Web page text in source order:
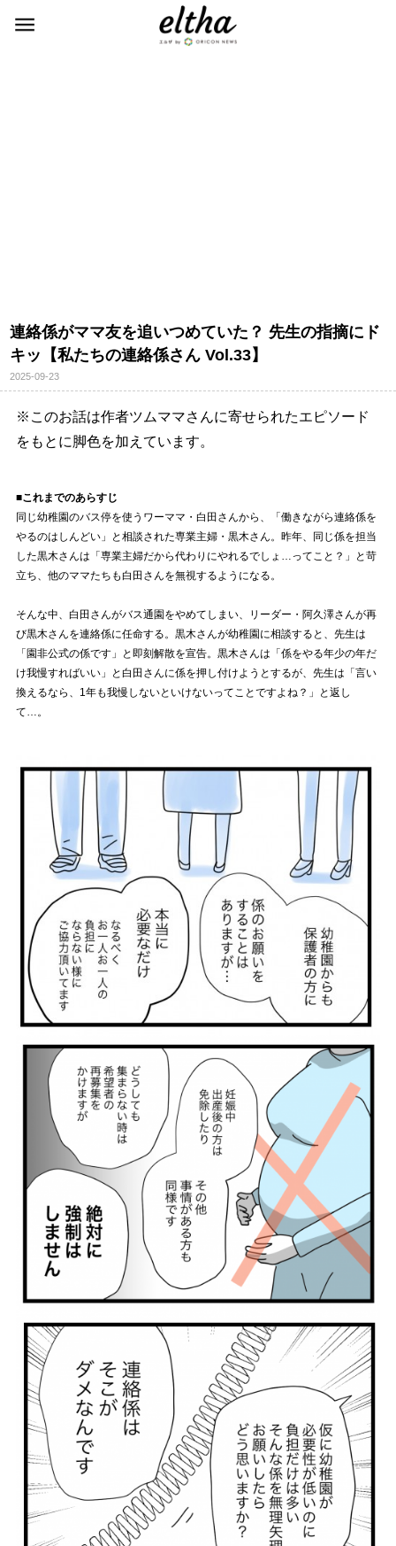
連絡係がママ友を追いつめていた？ 先生の指摘にド
キッ【私たちの連絡係さん Vol.33】
2025-09-23
※このお話は作者ツムママさんに寄せられたエピソード
をもとに脚色を加えています。
■これまでのあらすじ
同じ幼稚園のバス停を使うワーママ・白田さんから、「働きながら連絡係を
るのはしんどい」と相談された専業主婦・黒木さん。昨年、同じ係を担当
した黒木さんは「専業主婦だから代わりにやれるでしょ…ってこと？」と苛
立ち、他のママたちも白田さんを無視するようになる。
そんな中、白田さんがバス通園をやめてしまい、リーダー・阿久澤さんが再
び黒木さんを連絡係に任命する。黒木さんが幼稚園に相談すると、先生は
「園非公式の係です」と即刻解散を宣告。黒木さんは「係をやる年少の年だ
け我慢すればいい」と白田さんに係を押し付けようとするが、先生は「言い
換えるなら、1年も我慢しないといけないってことですよね？」と返し
て…。